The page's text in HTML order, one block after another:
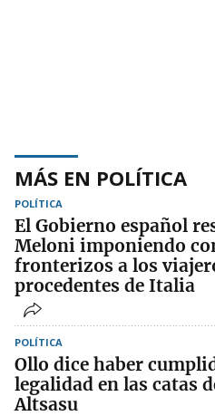
MÁS EN POLÍTICA
POLÍTICA
El Gobierno español
Meloni imponiendo
fronterizos a los
procedentes de Italia
POLÍTICA
Ollo dice haber
legalidad en las catas
Altsasu